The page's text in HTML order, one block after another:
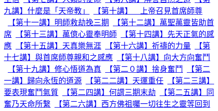
九講】什麼是「天帝教」
【第十講】 上帝召見首席師尊
【第十一講】明師救劫挽三期
【第十二講】萬聖萬靈皆助首
席
【第十三講】萬億心靈奉明師
【第十四講】先天正氣的感
應
【第十五講】天真樂無涯 【第十六講】祈禱的力量
【第
十七講】與首席師尊親和之感應
【第十八講】向大方向奮鬥
【第十九講】修心悟道為真
【第二０講】捨身奮鬥
【第二
一講】歸向永恆的道源
【第二二講】天運重任
【第二三講】
要表現奮鬥氣質
【第二四講】何謂三期末劫
【第二五講】同
奮乃天命所繫
【第二六講】西方佛祖囑一切往生之靈等回到